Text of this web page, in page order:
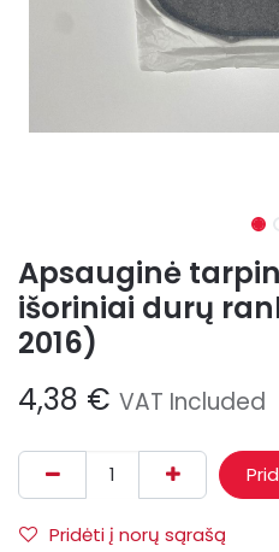
Apsauginė
išoriniai durų
2016)
4,38 € VAT Included
Pridėti į norų sąrašą